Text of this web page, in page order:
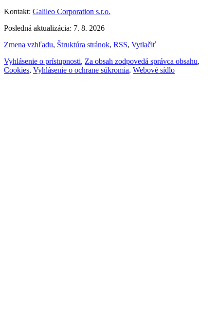
Kontakt: Galileo Corporation s.r.o.
Posledná aktualizácia: 7. 8. 2026
Zmena vzhľadu, Štruktúra stránok, RSS, Vytlačiť
Vyhlásenie o prístupnosti, Za obsah zodpovedá správca obsahu,
Cookies, Vyhlásenie o ochrane súkromia, Webové sídlo